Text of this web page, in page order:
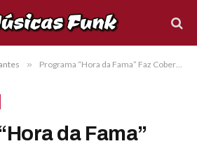
» Programa “Hora da Fama” Faz Cobertura Especial em Paraná
da Fama”